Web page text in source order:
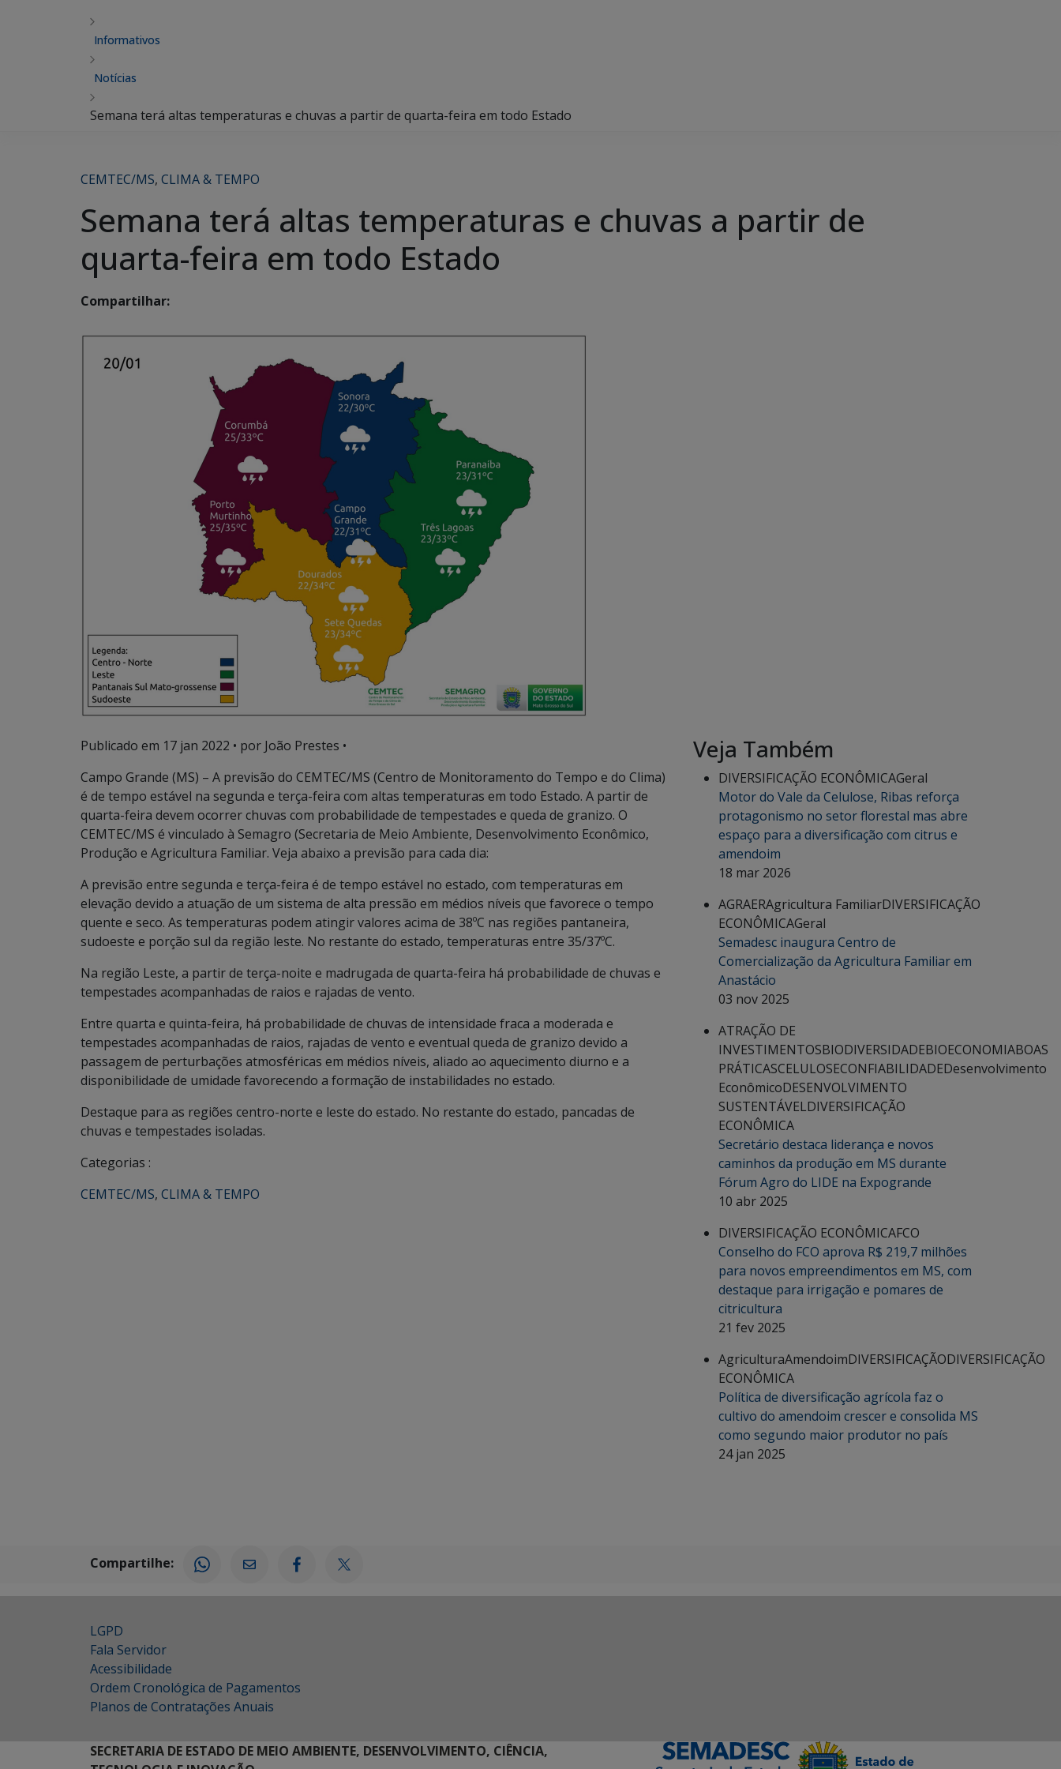
Informativos
Notícias
Semana terá altas temperaturas e chuvas a partir de quarta-feira em todo Estado
CEMTEC/MS, CLIMA & TEMPO
Semana terá altas temperaturas e chuvas a partir de
quarta-feira em todo Estado
Compartilhar:
Publicado em 17 jan 2022 • por João Prestes •
Campo Grande (MS) – A previsão do CEMTEC/MS (Centro de Monitoramento do Tempo e do Clima)
é de tempo estável na segunda e terça-feira com altas temperaturas em todo Estado. A partir de
quarta-feira devem ocorrer chuvas com probabilidade de tempestades e queda de granizo. O
CEMTEC/MS é vinculado à Semagro (Secretaria de Meio Ambiente, Desenvolvimento Econômico,
Produção e Agricultura Familiar. Veja abaixo a previsão para cada dia:
A previsão entre segunda e terça-feira é de tempo estável no estado, com temperaturas em
elevação devido a atuação de um sistema de alta pressão em médios níveis que favorece o tempo
quente e seco. As temperaturas podem atingir valores acima de 38ºC nas regiões pantaneira,
sudoeste e porção sul da região leste. No restante do estado, temperaturas entre 35/37ºC.
Na região Leste, a partir de terça-noite e madrugada de quarta-feira há probabilidade de chuvas e
tempestades acompanhadas de raios e rajadas de vento.
Entre quarta e quinta-feira, há probabilidade de chuvas de intensidade fraca a moderada e
tempestades acompanhadas de raios, rajadas de vento e eventual queda de granizo devido a
passagem de perturbações atmosféricas em médios níveis, aliado ao aquecimento diurno e a
disponibilidade de umidade favorecendo a formação de instabilidades no estado.
Destaque para as regiões centro-norte e leste do estado. No restante do estado, pancadas de
chuvas e tempestades isoladas.
Categorias :
CEMTEC/MS, CLIMA & TEMPO
Veja Também
DIVERSIFICAÇÃO ECONÔMICAGeral
Motor do Vale da Celulose, Ribas reforça
protagonismo no setor florestal mas abre
espaço para a diversificação com citrus e
amendoim
18 mar 2026
AGRAERAgricultura FamiliarDIVERSIFICAÇÃO
ECONÔMICAGeral
Semadesc inaugura Centro de
Comercialização da Agricultura Familiar em
Anastácio
03 nov 2025
ATRAÇÃO DE
INVESTIMENTOSBIODIVERSIDADEBIOECONOMIABOAS
PRÁTICASCELULOSECONFIABILIDADEDesenvolvimento
EconômicoDESENVOLVIMENTO
SUSTENTÁVELDIVERSIFICAÇÃO
ECONÔMICA
Secretário destaca liderança e novos
caminhos da produção em MS durante
Fórum Agro do LIDE na Expogrande
10 abr 2025
DIVERSIFICAÇÃO ECONÔMICAFCO
Conselho do FCO aprova R$ 219,7 milhões
para novos empreendimentos em MS, com
destaque para irrigação e pomares de
citricultura
21 fev 2025
AgriculturaAmendoimDIVERSIFICAÇÃODIVERSIFICAÇÃO
ECONÔMICA
Política de diversificação agrícola faz o
cultivo do amendoim crescer e consolida MS
como segundo maior produtor no país
24 jan 2025
Compartilhe:
LGPD
Fala Servidor
Acessibilidade
Ordem Cronológica de Pagamentos
Planos de Contratações Anuais
SECRETARIA DE ESTADO DE MEIO AMBIENTE, DESENVOLVIMENTO, CIÊNCIA,